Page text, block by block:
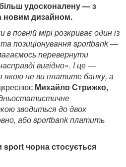
удосконалену — з
новим дизайном.
в повній мірі розкриває один із
та позиціонування sportbank —
перевернути
вигідно». І це —
якою не ви платите банку, а
Михайло Стрижко,
зводиться до двох
або sportbank платить
sport чорна стосується